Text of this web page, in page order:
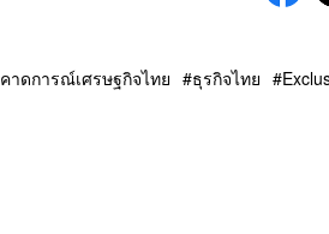
คาดการณ์เศรษฐกิจไทย ธุรกิจไทย